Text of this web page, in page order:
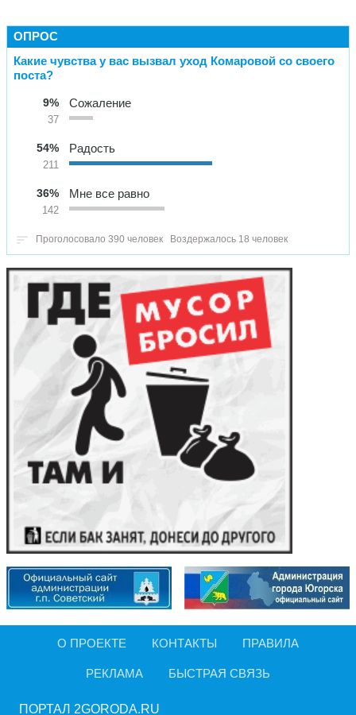
ОПРОС
Какие чувства у вас вызвал уход Комаровой со своего
поста?
9%
37
Сожаление
54%
211
Радость
36%
142
Мне все равно
Проголосовало 390 человек Воздержалось 18 человек
О ПРОЕКТЕ КОНТАКТЫ ПРАВИЛА
РЕКЛАМА БЫСТРАЯ СВЯЗЬ
ПОРТАЛ 2GORODA.RU